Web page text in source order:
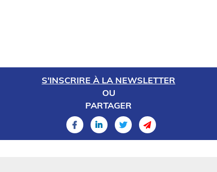
S'INSCRIRE À LA NEWSLETTER
OU
PARTAGER